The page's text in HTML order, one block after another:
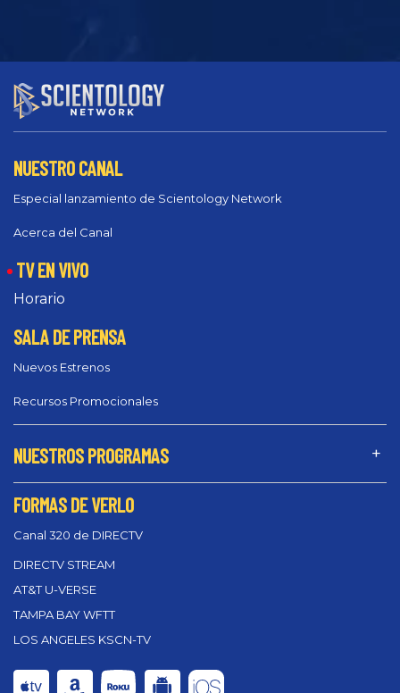
NUESTRO CANAL
Especial lanzamiento de Scientology Network
Acerca del Canal
TV EN VIVO
Horario
SALA DE PRENSA
Nuevos Estrenos
Recursos Promocionales
NUESTROS PROGRAMAS
FORMAS DE VERLO
Canal 320 de DIRECTV
DIRECTV STREAM
AT&T U-VERSE
TAMPA BAY WFTT
LOS ANGELES KSCN-TV